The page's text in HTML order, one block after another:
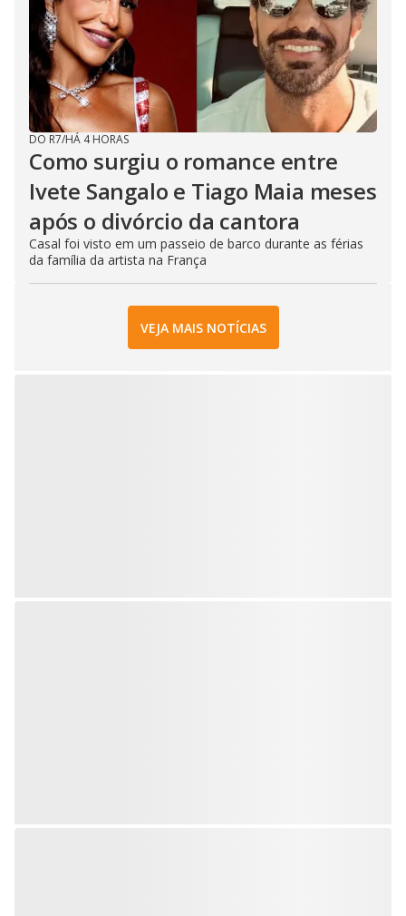
DO R7/HÁ 4 HORAS
Como surgiu o romance entre
Ivete Sangalo e Tiago Maia meses
após o divórcio da cantora
Casal foi visto em um passeio de barco durante as férias
da família da artista na França
VEJA MAIS NOTÍCIAS